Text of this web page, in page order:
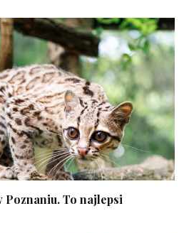
To najlepsi